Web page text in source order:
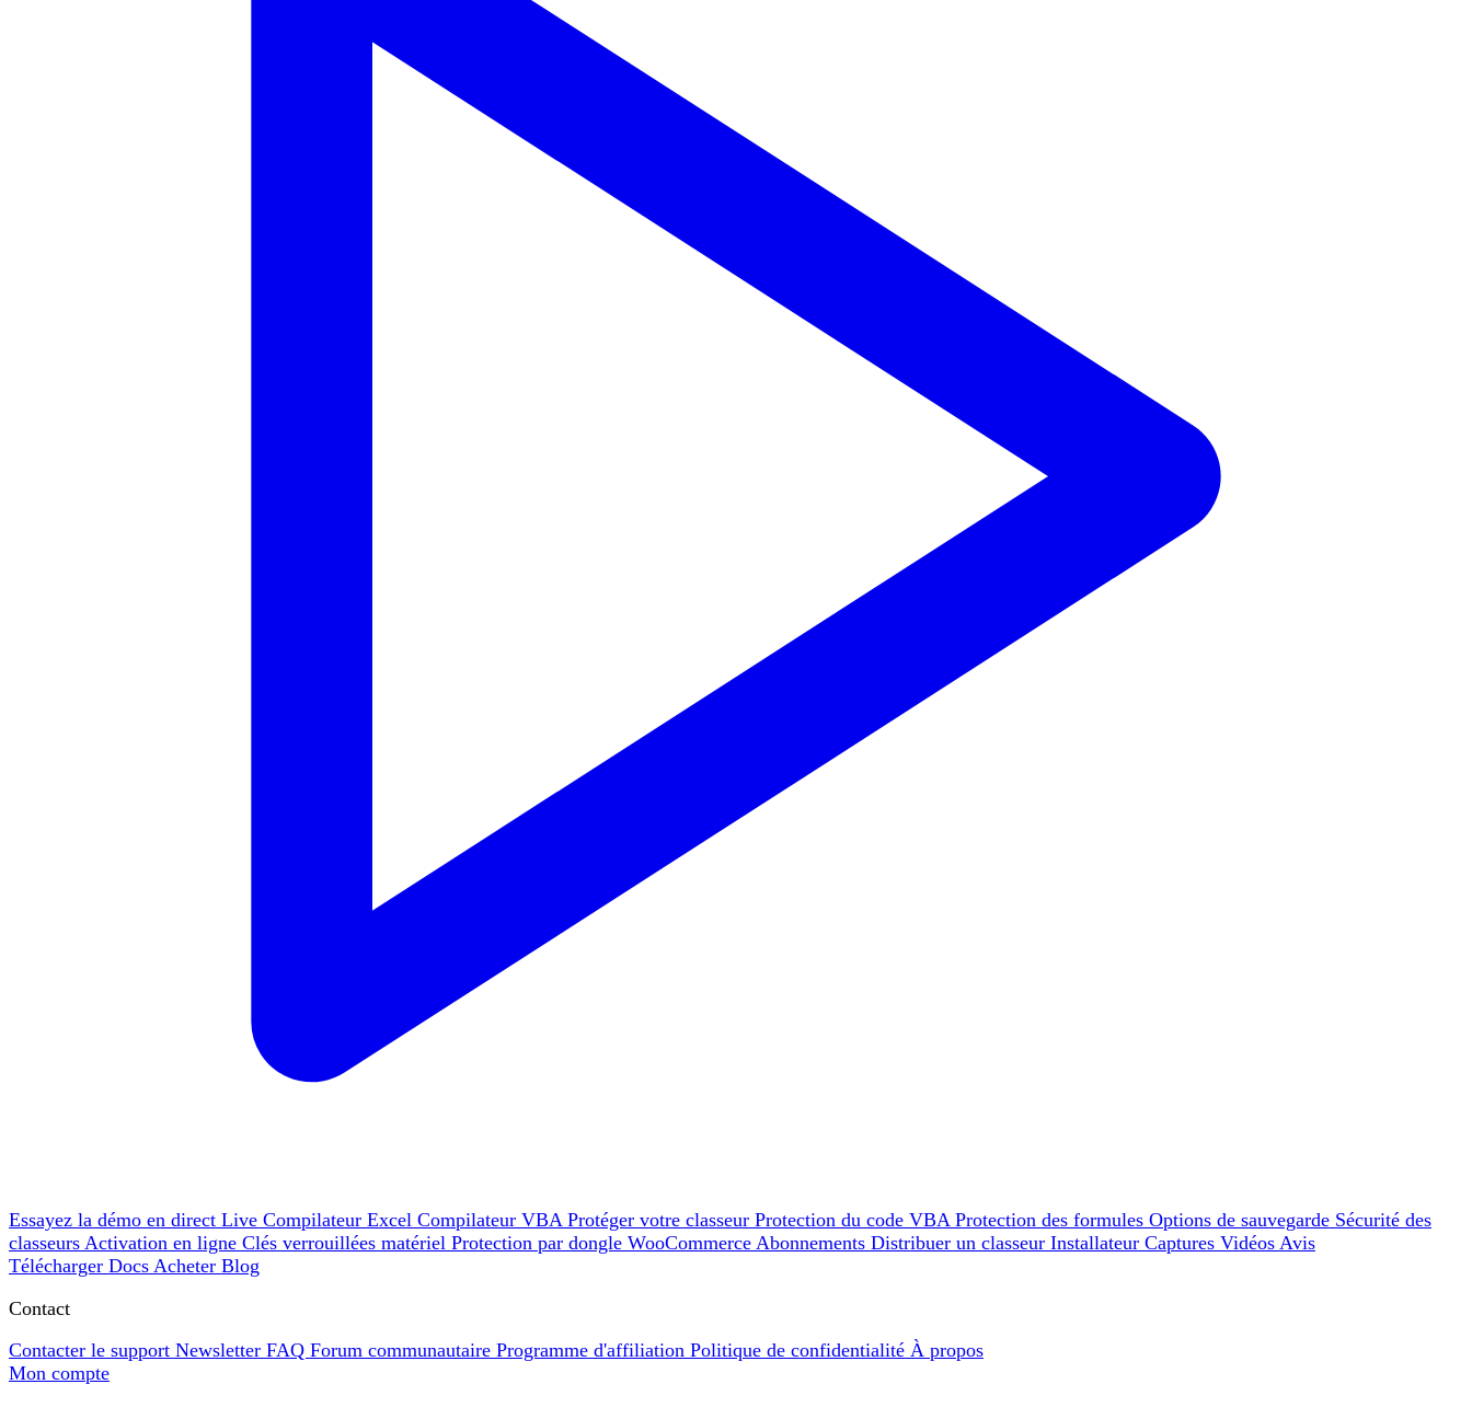
Essayez la démo en direct Live Compilateur Excel Compilateur VBA Protéger votre classeur Protection du code VBA Protection des formules Options de sauvegarde Sécurité des
classeurs Activation en ligne Clés verrouillées matériel Protection par dongle WooCommerce Abonnements Distribuer un classeur Installateur Captures Vidéos Avis
Télécharger Docs Acheter Blog
Contact
Contacter le support Newsletter FAQ Forum communautaire Programme d'affiliation Politique de confidentialité À propos
Mon compte